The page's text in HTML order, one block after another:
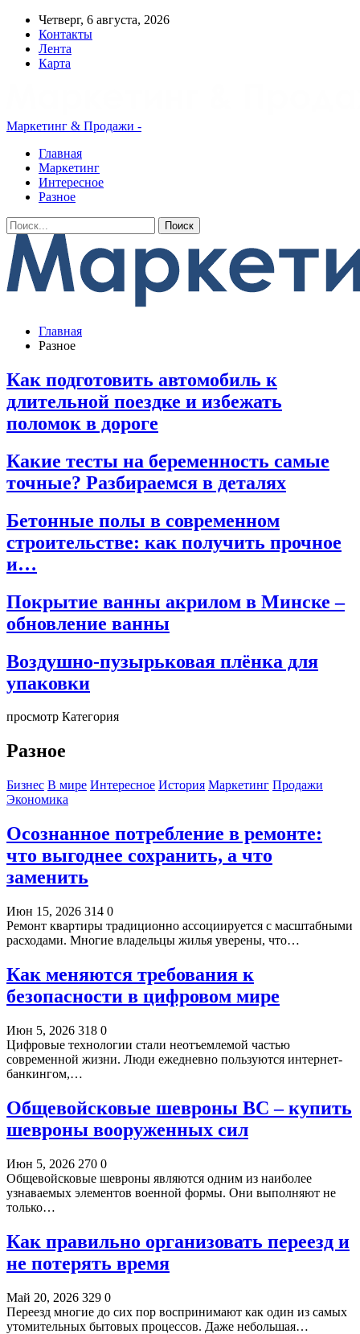
Четверг, 6 августа, 2026
Контакты
Лента
Карта
Маркетинг & Продажи -
Главная
Маркетинг
Интересное
Разное
Главная
Разное
Как подготовить автомобиль к
длительной поездке и избежать
поломок в дороге
Какие тесты на беременность самые
точные? Разбираемся в деталях
Бетонные полы в современном
строительстве: как получить прочное
и…
Покрытие ванны акрилом в Минске –
обновление ванны
Воздушно-пузырьковая плёнка для
упаковки
просмотр Категория
Разное
Бизнес В мире Интересное История Маркетинг Продажи
Экономика
Осознанное потребление в ремонте:
что выгоднее сохранить, а что
заменить
Июн 15, 2026 314 0
Ремонт квартиры традиционно ассоциируется с масштабными
расходами. Многие владельцы жилья уверены, что…
Как меняются требования к
безопасности в цифровом мире
Июн 5, 2026 318 0
Цифровые технологии стали неотъемлемой частью
современной жизни. Люди ежедневно пользуются интернет-
банкингом,…
Общевойсковые шевроны ВС – купить
шевроны вооруженных сил
Июн 5, 2026 270 0
Общевойсковые шевроны являются одним из наиболее
узнаваемых элементов военной формы. Они выполняют не
только…
Как правильно организовать переезд и
не потерять время
Май 20, 2026 329 0
Переезд многие до сих пор воспринимают как один из самых
утомительных бытовых процессов. Даже небольшая…